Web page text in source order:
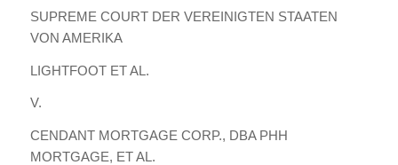
SUPREME COURT DER VEREINIGTEN STAATEN
VON AMERIKA
LIGHTFOOT ET AL.
V.
CENDANT MORTGAGE CORP., DBA PHH
MORTGAGE, ET AL.